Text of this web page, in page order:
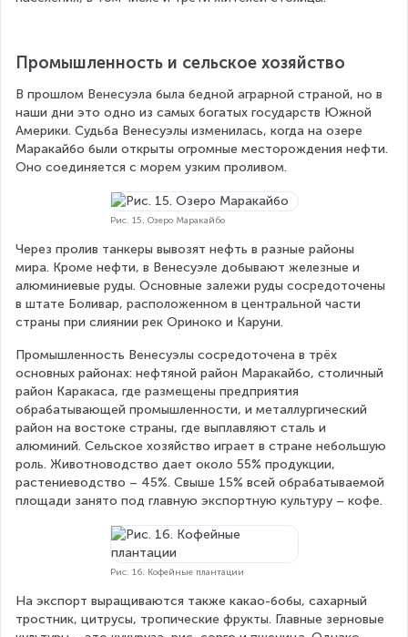
Промышленность и сельское хозяйство
В прошлом Венесуэла была бедной аграрной страной, но в
наши дни это одно из самых богатых государств Южной
Америки. Судьба Венесуэлы изменилась, когда на озере
Маракайбо были открыты огромные месторождения нефти.
Оно соединяется с морем узким проливом.
Рис. 15. Озеро Маракайбо
Через пролив танкеры вывозят нефть в разные районы
мира. Кроме нефти, в Венесуэле добывают железные и
алюминиевые руды. Основные залежи руды сосредоточены
в штате Боливар, расположенном в центральной части
страны при слиянии рек Ориноко и Каруни.
Промышленность Венесуэлы сосредоточена в трёх
основных районах: нефтяной район Маракайбо, столичный
район Каракаса, где размещены предприятия
обрабатывающей промышленности, и металлургический
район на востоке страны, где выплавляют сталь и
алюминий. Сельское хозяйство играет в стране небольшую
роль. Животноводство дает около 55% продукции,
растениеводство – 45%. Свыше 15% всей обрабатываемой
площади занято под главную экспортную культуру – кофе.
Рис. 16. Кофейные плантации
На экспорт выращиваются также какао-бобы, сахарный
тростник, цитрусы, тропические фрукты. Главные зерновые